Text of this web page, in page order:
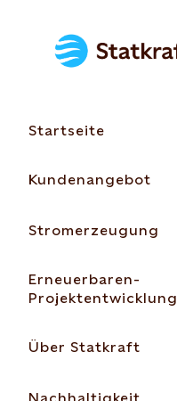
Startseite
Kundenangebot
Stromerzeugung
Erneuerbaren-
Projektentwicklung
Über Statkraft